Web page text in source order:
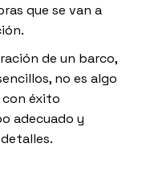
que se van a
de un barco,
no es algo
con éxito
adecuado y